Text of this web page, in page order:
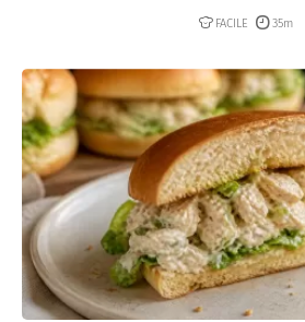
FACILE 35m